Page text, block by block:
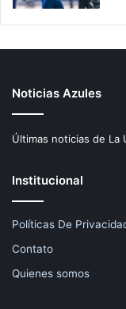
Noticias Azules
Últimas noticias de La
Institucional
Políticas De
Contato
Quienes somos